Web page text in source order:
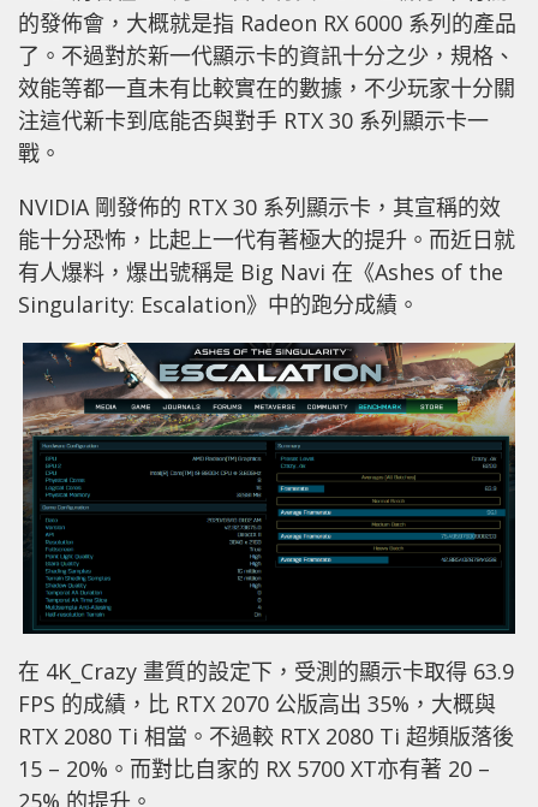
的發佈會，大概就是指 Radeon RX 6000 系列的產品
了。不過對於新一代顯示卡的資訊十分之少，規格、
效能等都一直未有比較實在的數據，不少玩家十分關
注這代新卡到底能否與對手 RTX 30 系列顯示卡一
戰。
NVIDIA 剛發佈的 RTX 30 系列顯示卡，其宣稱的效
能十分恐怖，比起上一代有著極大的提升。而近日就
有人爆料，爆出號稱是 Big Navi 在《Ashes of the
Singularity: Escalation》中的跑分成績。
在 4K_Crazy 畫質的設定下，受測的顯示卡取得 63.9
FPS 的成績，比 RTX 2070 公版高出 35%，大概與
RTX 2080 Ti 相當。不過較 RTX 2080 Ti 超頻版落後
15 – 20%。而對比自家的 RX 5700 XT亦有著 20 –
25% 的提升。